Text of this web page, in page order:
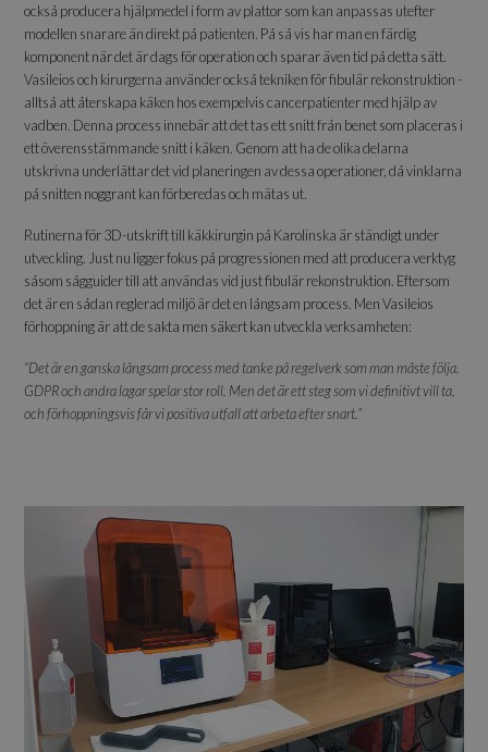
också producera hjälpmedel i form av plattor som kan anpassas utefter
modellen snarare än direkt på patienten. På så vis har man en färdig
komponent när det är dags för operation och sparar även tid på detta sätt.
Vasileios och kirurgerna använder också tekniken för fibulär rekonstruktion -
alltså att återskapa käken hos exempelvis cancerpatienter med hjälp av
vadben. Denna process innebär att det tas ett snitt från benet som placeras i
ett överensstämmande snitt i käken. Genom att ha de olika delarna
utskrivna underlättar det vid planeringen av dessa operationer, då vinklarna
på snitten noggrant kan förberedas och mätas ut.
Rutinerna för 3D-utskrift till käkkirurgin på Karolinska är ständigt under
utveckling. Just nu ligger fokus på progressionen med att producera verktyg
såsom sågguider till att användas vid just fibulär rekonstruktion. Eftersom
det är en sådan reglerad miljö är det en långsam process. Men Vasileios
förhoppning är att de sakta men säkert kan utveckla verksamheten:
“Det är en ganska långsam process med tanke på regelverk som man måste följa.
GDPR och andra lagar spelar stor roll. Men det är ett steg som vi definitivt vill ta,
och förhoppningsvis får vi positiva utfall att arbeta efter snart.”